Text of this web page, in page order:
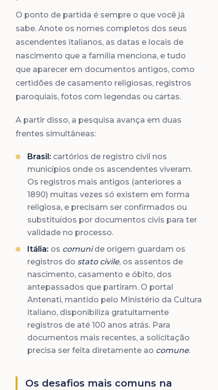
O ponto de partida é sempre o que você já
sabe. Anote os nomes completos dos seus
ascendentes italianos, as datas e locais de
nascimento que a família menciona, e tudo
que aparecer em documentos antigos, como
certidões de casamento religiosas, registros
paroquiais, fotos com legendas ou cartas.
A partir disso, a pesquisa avança em duas
frentes simultâneas:
Brasil: cartórios de registro civil nos
municípios onde os ascendentes viveram.
Os registros mais antigos (anteriores a
1890) muitas vezes só existem em forma
religiosa, e precisam ser confirmados ou
substituídos por documentos civis para ter
validade no processo.
Itália: os comunide origem guardam os
registros do stato civile, os assentos de
nascimento, casamento e óbito, dos
antepassados que partiram. O portal
Antenati, mantido pelo Ministério da Cultura
italiano, disponibiliza gratuitamente
registros de até 100 anos atrás. Para
documentos mais recentes, a solicitação
precisa ser feita diretamente ao comune.
Os desafios mais comuns na